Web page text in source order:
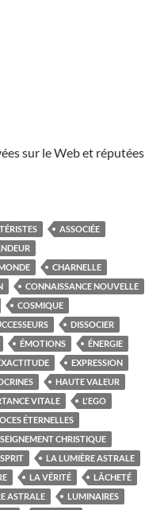
sur le Web et réputées
ASSOCIÉE
CHARNELLE
CONNAISSANCE NOUVELLE
COSMIQUE
DISSOCIER
ÉMOTIONS
ÉNERGIE
EXPRESSION
HAUTE VALEUR
VITALE
L'EGO
ÉTERNELLES
CHRISTIQUE
LA LUMIÈRE ASTRALE
LA VÉRITÉ
LÂCHETÉ
ASTRALE
LUMINAIRES